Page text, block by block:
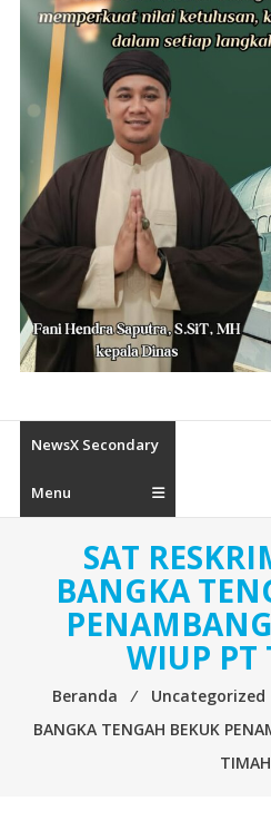
NewsX Secondary
Menu
SAT
BANGKA
WIUP PT
Beranda ⁄ Uncategorized
BANGKA TENGAH BEKUK
TIMAH